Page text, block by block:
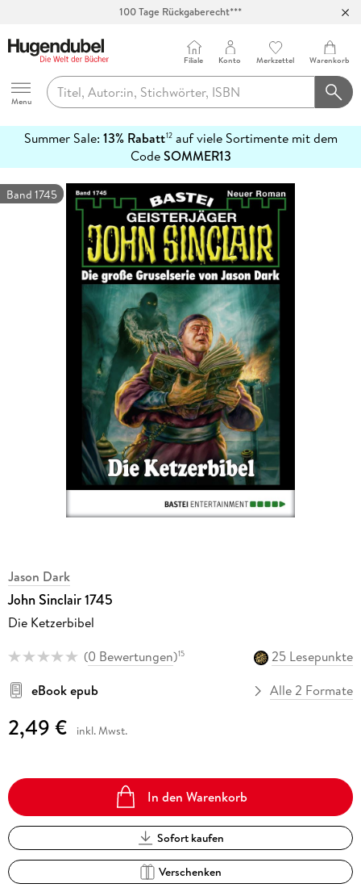
100 Tage Rückgaberecht***
Hugendubel
Menu
Filiale Konto Merkzettel Warenkorb
Summer Sale: 13% Rabatt12auf viele Sortimente mit dem
CodeSOMMER13
erfahren
Band 1745
Jason Dark
John Sinclair 1745
Die Ketzerbibel
(0 Bewertungen)15
25 Lesepunkte
eBook epub
Alle 2 Formate
2,49 € inkl. Mwst.
In den Warenkorb
Sofort kaufen
Verschenken